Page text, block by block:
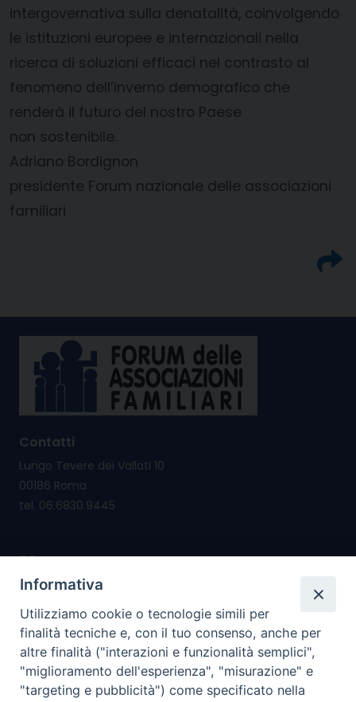
intergovernativa sulla denatalità, coinvolgendo
le istituzioni europee e internazionali nella
ricerca di soluzioni efficaci nel contrasto al
fenomeno dell’inverno demografico che
renderà il futuro del nostro Paese
non sostenibile.
Adriano Bordignon
presidente Forum nazionale delle associazioni
familiari
Contatti
Lungo Tevere dei Vallati 10
00186 Roma
tel. 06.6830.9445
Il Forum nasce per
promuovere e salvaguardare i valori e i diritti della
riconsegnare alla famiglia il diritto di cittadinanza
I nostri PROGETTI
Informativa
Utilizziamo cookie o tecnologie simili per
finalità tecniche e, con il tuo consenso, anche per
altre finalità ("interazioni e funzionalità semplici",
"miglioramento dell'esperienza", "misurazione" e
"targeting e pubblicità") come specificato nella